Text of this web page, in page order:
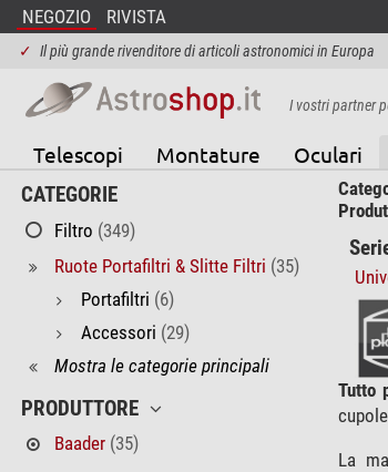
NEGOZIO RIVISTA
✓ Il più grande rivenditore di articoli astronomici in Europa
I vostri partner
Telescopi Montature Oculari
CATEGORIE
Filtro (349)
Ruote Portafiltri & Slitte Filtri (35)
Portafiltri (6)
Accessori (29)
Mostra le categorie principali
PRODUTTORE
Baader (35)
Tutto
La